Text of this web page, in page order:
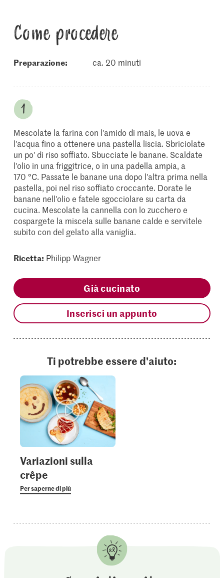
Come procedere
Preparazione: ca. 20 minuti
Mescolate la farina con l'amido di mais, le uova e
l'acqua fino a ottenere una pastella liscia. Sbriciolate
un po' di riso soffiato. Sbucciate le banane. Scaldate
l'olio in una friggitrice, o in una padella ampia, a
170 °C. Passate le banane una dopo l'altra prima nella
pastella, poi nel riso soffiato croccante. Dorate le
banane nell'olio e fatele sgocciolare su carta da
cucina. Mescolate la cannella con lo zucchero e
cospargete la miscela sulle banane calde e servitele
subito con del gelato alla vaniglia.
Ricetta: Philipp Wagner
Già cucinato
Inserisci un appunto
Ti potrebbe essere d'aiuto:
Variazioni sulla
crêpe
Per saperne di più